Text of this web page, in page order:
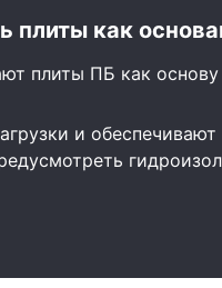
плиты как
плиты ПБ как
и обеспечивают